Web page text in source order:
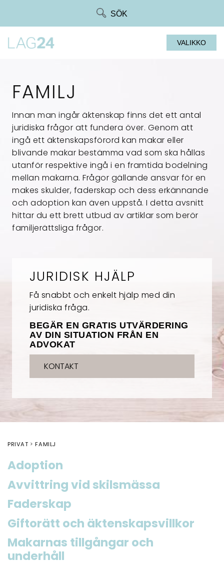
SÖK
VALIKKO
FAMILJ
Innan man ingår äktenskap finns det ett antal
juridiska frågor att fundera över. Genom att
ingå ett äktenskapsförord kan makar eller
blivande makar bestämma vad som ska hållas
utanför respektive ingå i en framtida bodelning
mellan makarna. Frågor gällande ansvar för en
makes skulder, faderskap och dess erkännande
och adoption kan även uppstå. I detta avsnitt
hittar du ett brett utbud av artiklar som berör
familjerättsliga frågor.
JURIDISK HJÄLP
Få snabbt och enkelt hjälp med din
juridiska fråga.
BEGÄR EN GRATIS UTVÄRDERING
AV DIN SITUATION FRÅN EN
ADVOKAT
KONTAKT
PRIVAT FAMILJ
Adoption
Avvittring vid skilsmässa
Faderskap
Giftorätt och äktenskapsvillkor
Makarnas tillgångar och
underhåll